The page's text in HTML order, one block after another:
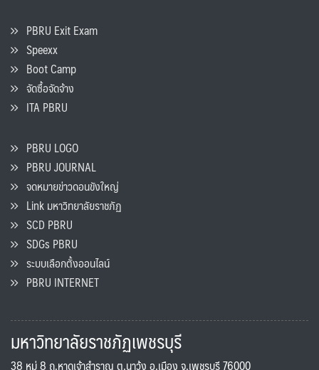
PBRU Exit Exam
Speexx
Boot Camp
จัดซื้อจัดจ้าง
ITA PBRU
PBRU LOGO
PBRU JOURNAL
จดหมายข่าวดอนขังใหญ่
Link มหาวิทยาลัยราชภัฏ
SCD PBRU
SDGs PBRU
ระบบเลือกตั้งออนไลน์
PBRU INTERNET
มหาวิทยาลัยราชภัฏเพชรบุรี
38 หมู่ 8 ถ.หาดเจ้าสำราญ ต.นาวุ้ง อ.เมือง จ.เพชรบุรี 76000